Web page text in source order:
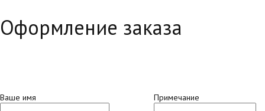
Оформление заказа
Ваше имя Примечание